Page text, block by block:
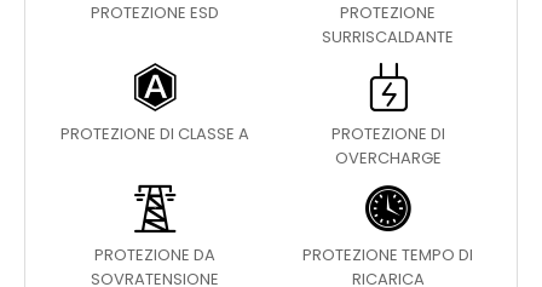
PROTEZIONE ESD
PROTEZIONE
SURRISCALDANTE
PROTEZIONE DI CLASSE A
PROTEZIONE DI
OVERCHARGE
PROTEZIONE DA
SOVRATENSIONE
PROTEZIONE TEMPO DI
RICARICA